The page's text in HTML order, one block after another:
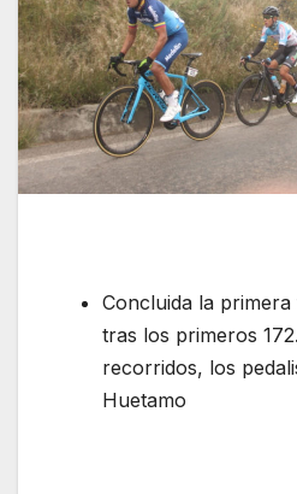
Concluida la
tras los primeros
recorridos, los
Huetamo